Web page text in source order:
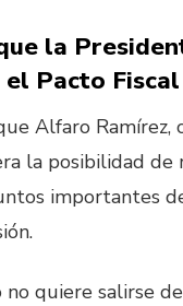
la
Pacto Fiscal
Alfaro
la posibilidad
importantes
quiere salirse